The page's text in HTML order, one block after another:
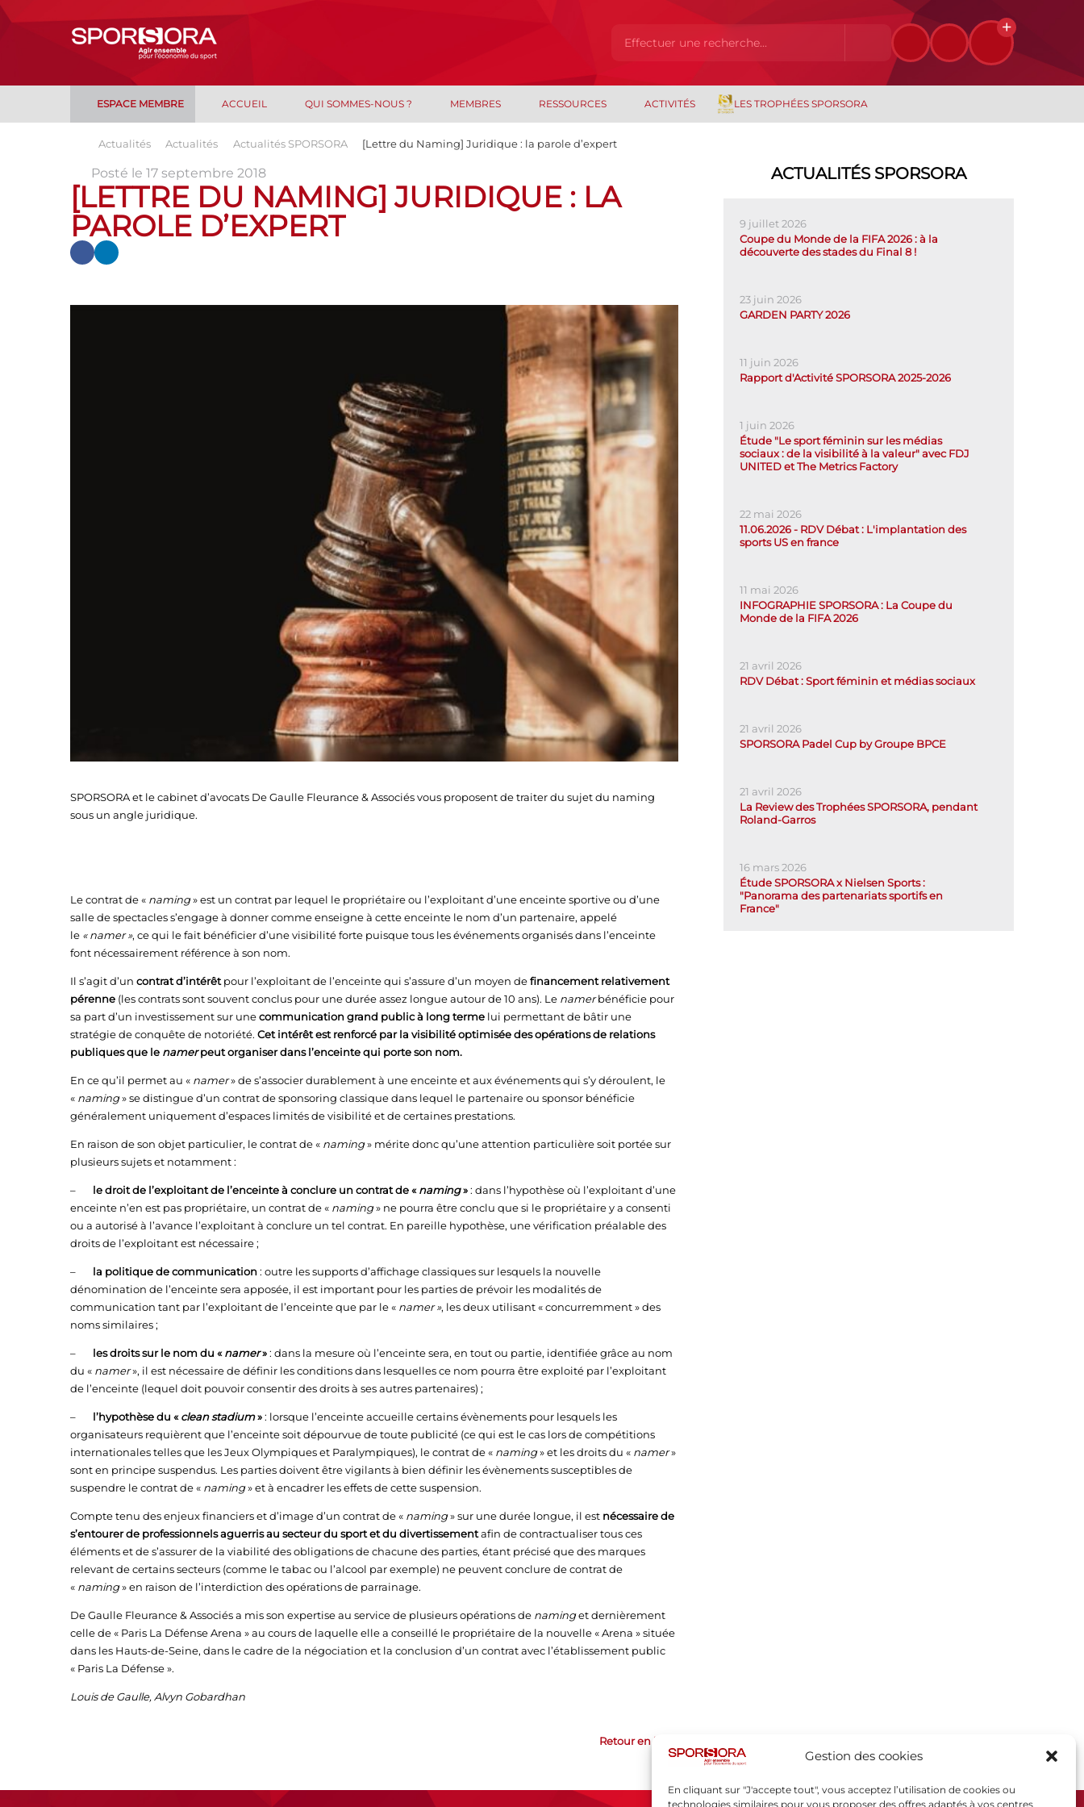
Gestion des cookies
En cliquant sur "J'accepte tout", vous acceptez l’utilisation de cookies ou
technologies similaires pour vous proposer des offres adaptés à vos centres
ESPACE MEMBRE ACCUEIL QUI SOMMES-NOUS ? MEMBRES RESSOURCES ACTIVITÉS LES TROPHÉES SPORSORA
Actualités Actualités Actualités SPORSORA [Lettre du Naming] Juridique : la parole d’expert
Posté le 17 septembre 2018
[LETTRE DU NAMING] JURIDIQUE : LA
PAROLE D’EXPERT
SPORSORA et le cabinet d’avocats De Gaulle Fleurance & Associés vous proposent de traiter du sujet du naming
sous un angle juridique.
Le contrat de « naming» est un contrat par lequel le propriétaire ou l’exploitant d’une enceinte sportive ou d’une
salle de spectacles s’engage à donner comme enseigne à cette enceinte le nom d’un partenaire, appelé
le « namer », ce qui le fait bénéficier d’une visibilité forte puisque tous les événements organisés dans l’enceinte
font nécessairement référence à son nom.
Il s’agit d’un contrat d’intérêt pour l’exploitant de l’enceinte qui s’assure d’un moyen definancement relativement
pérenne (les contrats sont souvent conclus pour une durée assez longue autour de 10 ans). Le namerbénéficie pour
sa part d’un investissement sur unecommunication grand public à long terme lui permettant de bâtir une
stratégie de conquête de notoriété. Cet intérêt est renforcé par la visibilité optimisée des opérations de relations
publiques que le namerpeut organiser dans l’enceinte qui porte son nom.
En ce qu’il permet au « namer» de s’associer durablement à une enceinte et aux événements qui s’y déroulent, le
« naming» se distingue d’un contrat de sponsoring classique dans lequel le partenaire ou sponsor bénéficie
généralement uniquement d’espaces limités de visibilité et de certaines prestations.
En raison de son objet particulier, le contrat de « naming» mérite donc qu’une attention particulière soit portée sur
plusieurs sujets et notamment :
– le droit de l’exploitant de l’enceinte à conclure un contrat de «naming»: dans l’hypothèse où l’exploitant d’une
enceinte n’en est pas propriétaire, un contrat de « naming» ne pourra être conclu que si le propriétaire y a consenti
ou a autorisé à l’avance l’exploitant à conclure un tel contrat. En pareille hypothèse, une vérification préalable des
droits de l’exploitant est nécessaire ;
– la politique de communication: outre les supports d’affichage classiques sur lesquels la nouvelle
dénomination de l’enceinte sera apposée, il est important pour les parties de prévoir les modalités de
communication tant par l’exploitant de l’enceinte que par le « namer », les deux utilisant « concurremment » des
noms similaires ;
– les droits sur le nom du «namer»: dans la mesure où l’enceinte sera, en tout ou partie, identifiée grâce au nom
du « namer», il est nécessaire de définir les conditions dans lesquelles ce nom pourra être exploité par l’exploitant
de l’enceinte (lequel doit pouvoir consentir des droits à ses autres partenaires) ;
– l’hypothèse du «clean stadium»: lorsque l’enceinte accueille certains évènements pour lesquels les
organisateurs requièrent que l’enceinte soit dépourvue de toute publicité (ce qui est le cas lors de compétitions
internationales telles que les Jeux Olympiques et Paralympiques), le contrat de « naming» et les droits du « namer»
sont en principe suspendus. Les parties doivent être vigilants à bien définir les évènements susceptibles de
suspendre le contrat de « naming» et à encadrer les effets de cette suspension.
Compte tenu des enjeux financiers et d’image d’un contrat de « naming» sur une durée longue, il est nécessaire de
s’entourer de professionnels aguerris au secteur du sport et du divertissementafin de contractualiser tous ces
éléments et de s’assurer de la viabilité des obligations de chacune des parties, étant précisé que des marques
relevant de certains secteurs (comme le tabac ou l’alcool par exemple) ne peuvent conclure de contrat de
« naming» en raison de l’interdiction des opérations de parrainage.
De Gaulle Fleurance & Associés a mis son expertise au service de plusieurs opérations de naminget dernièrement
celle de « Paris La Défense Arena » au cours de laquelle elle a conseillé le propriétaire de la nouvelle « Arena » située
dans les Hauts-de-Seine, dans le cadre de la négociation et la conclusion d’un contrat avec l’établissement public
« Paris La Défense ».
Louis de Gaulle, Alvyn Gobardhan
Retour en haut
ACTUALITÉS SPORSORA
9 juillet 2026
Coupe du Monde de la FIFA 2026 : à la
découverte des stades du Final 8 !
23 juin 2026
GARDEN PARTY 2026
11 juin 2026
Rapport d'Activité SPORSORA 2025-2026
1 juin 2026
Étude "Le sport féminin sur les médias
sociaux : de la visibilité à la valeur" avec FDJ
UNITED et The Metrics Factory
22 mai 2026
11.06.2026 - RDV Débat : L'implantation des
sports US en france
11 mai 2026
INFOGRAPHIE SPORSORA : La Coupe du
Monde de la FIFA 2026
21 avril 2026
RDV Débat : Sport féminin et médias sociaux
21 avril 2026
SPORSORA Padel Cup by Groupe BPCE
21 avril 2026
La Review des Trophées SPORSORA, pendant
Roland-Garros
16 mars 2026
Étude SPORSORA x Nielsen Sports :
"Panorama des partenariats sportifs en
France"